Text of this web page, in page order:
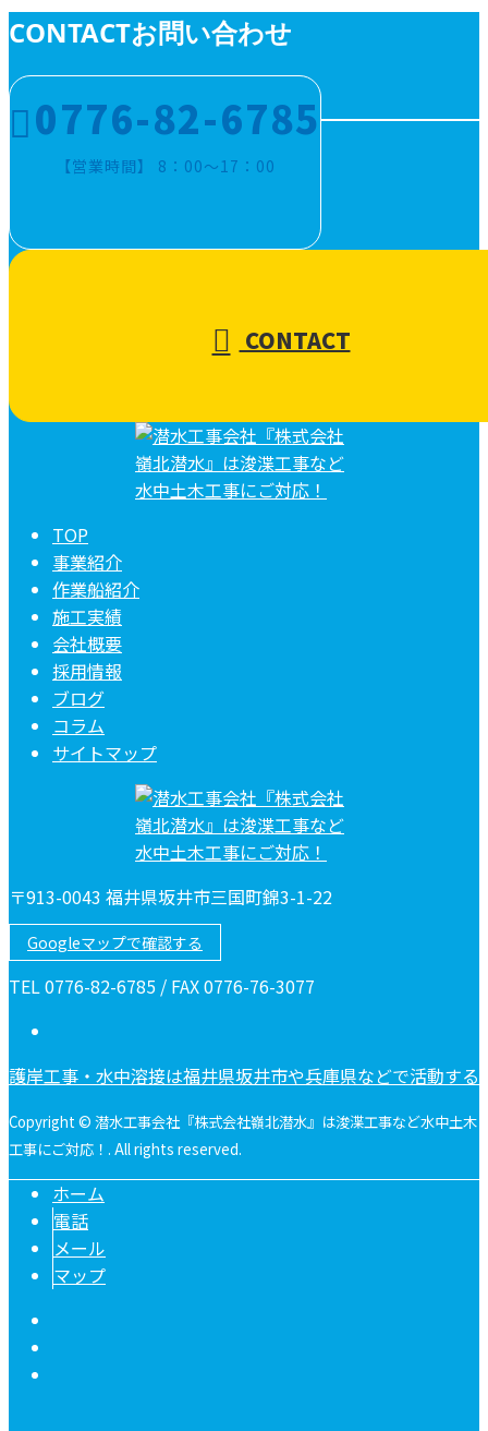
CONTACTお問い合わせ
0776-82-6785
【営業時間】 8：00～17：00
CONTACT
TOP
事業紹介
作業船紹介
施工実績
会社概要
採用情報
ブログ
コラム
サイトマップ
〒913-0043 福井県坂井市三国町錦3-1-22
Googleマップで確認する
TEL 0776-82-6785 / FAX 0776-76-3077
護岸工事・水中溶接は福井県坂井市や兵庫県などで活動す
Copyright © 潜水工事会社『株式会社嶺北潜水』は浚渫工事など水中土木
工事にご対応！. All rights reserved.
ホーム
電話
メール
マップ